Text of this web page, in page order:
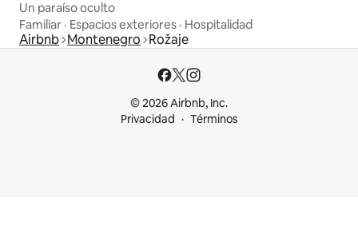
Un paraíso oculto
Familiar · Espacios exteriores · Hospitalidad
Airbnb Montenegro Rožaje
© 2026 Airbnb, Inc.
Privacidad
Términos